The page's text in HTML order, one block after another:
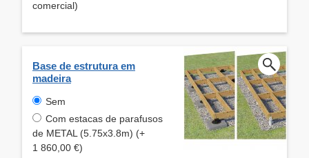
comercial)
Base de estrutura em
madeira
Sem
Com estacas de parafusos
de METAL (5.75x3.8m) (+
1 860,00 €)